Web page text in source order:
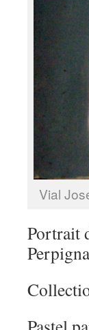
Vial
Portrait